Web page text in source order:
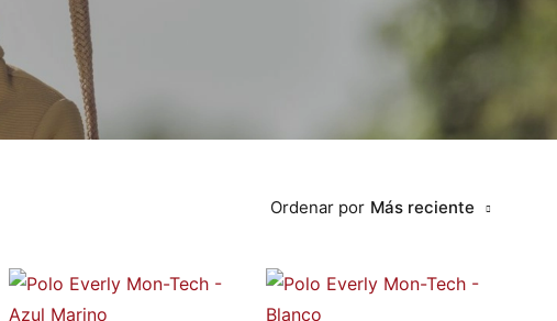
Ordenar por Más reciente